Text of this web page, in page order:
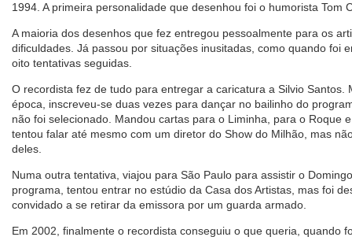
1994. A primeira personalidade que desenhou foi o humorista Tom
A maioria dos desenhos que fez entregou pessoalmente para os
dificuldades. Já passou por situações inusitadas, como quando foi
oito tentativas seguidas.
O recordista fez de tudo para entregar a caricatura a Silvio Santos.
época, inscreveu-se duas vezes para dançar no bailinho do
não foi selecionado. Mandou cartas para o Liminha, para o Roque
tentou falar até mesmo com um diretor do Show do Milhão, mas
deles.
Numa outra tentativa, viajou para São Paulo para assistir o
programa, tentou entrar no estúdio da Casa dos Artistas, mas foi
convidado a se retirar da emissora por um guarda armado.
Em 2002, finalmente o recordista conseguiu o que queria, quando